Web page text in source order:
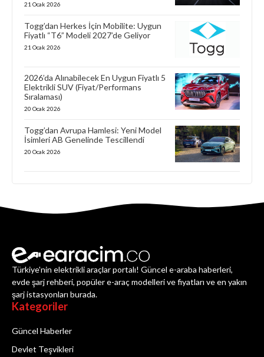
21 Ocak 2026
Togg’dan Herkes İçin Mobilite: Uygun
Fiyatlı “T6” Modeli 2027’de Geliyor
21 Ocak 2026
2026’da Alınabilecek En Uygun Fiyatlı 5
Elektrikli SUV (Fiyat/Performans
Sıralaması)
20 Ocak 2026
Togg’dan Avrupa Hamlesi: Yeni Model
İsimleri AB Genelinde Tescillendi
20 Ocak 2026
Türkiye'nin elektrikli araçlar portalı! Güncel e-araba haberleri,
evde şarj rehberi, popüler e-araç modelleri ve fiyatları ve en yakın
şarj istasyonları burada.
Kategoriler
Güncel Haberler
Devlet Teşvikleri